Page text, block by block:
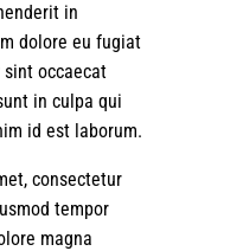
in
dolore eu fugiat
occaecat
in culpa qui
id est laborum.
consectetur
tempor
magna